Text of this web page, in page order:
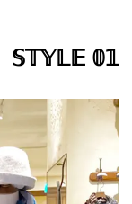
𝕊𝕋𝕐𝕃𝔼 𝟘𝟙